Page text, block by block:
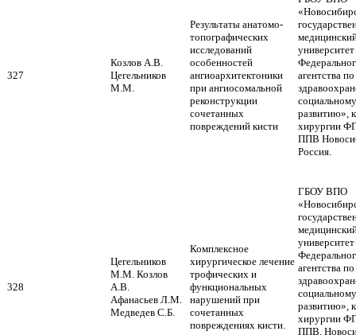
327
Козлов А.В.
Цегельников
М.М.
Результаты анатомо-
топографических
исследований
особенностей
ангиоархитектоники
при ангиосомальной
реконструкции
сочетанных
повреждений кисти
университет
агентства по
социальному
развитию»,
хирургии
ППВ
Россия.
328
Цегельников
М.М. Козлов
А.В.
Афанасьев Л.М.
Медведев С.Б.
Комплексное
хирургическое лечение
трофических и
функциональных
нарушений при
сочетанных
повреждениях кисти.
ГБОУ ВПО
университет
агентства по
социальному
развитию»,
хирургии
ППВ,